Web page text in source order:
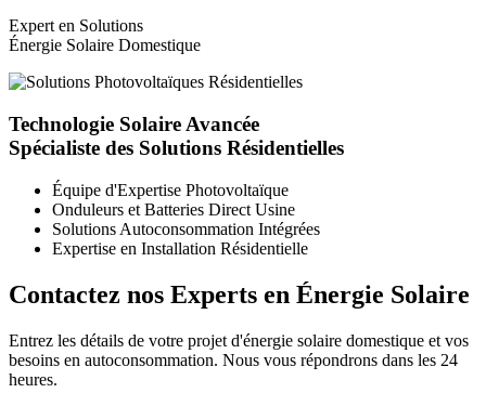
Expert en Solutions
Énergie Solaire Domestique
Technologie Solaire Avancée
Spécialiste des Solutions Résidentielles
Équipe d'Expertise Photovoltaïque
Onduleurs et Batteries Direct Usine
Solutions Autoconsommation Intégrées
Expertise en Installation Résidentielle
Contactez nos Experts en Énergie Solaire
Entrez les détails de votre projet d'énergie solaire domestique et vos
besoins en autoconsommation. Nous vous répondrons dans les 24
heures.